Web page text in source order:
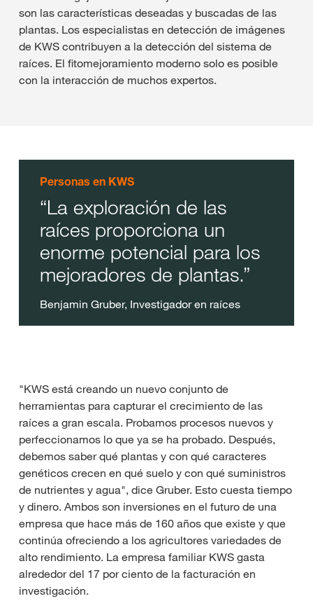
son las características deseadas y buscadas de las
plantas. Los especialistas en detección de imágenes
de KWS contribuyen a la detección del sistema de
raíces. El fitomejoramiento moderno solo es posible
con la interacción de muchos expertos.
Personas en KWS
La exploración de las
raíces proporciona un
enorme potencial para los
mejoradores de plantas.
Benjamin Gruber, Investigador en raíces
"KWS está creando un nuevo conjunto de
herramientas para capturar el crecimiento de las
raíces a gran escala. Probamos procesos nuevos y
perfeccionamos lo que ya se ha probado. Después,
debemos saber qué plantas y con qué caracteres
genéticos crecen en qué suelo y con qué suministros
de nutrientes y agua", dice Gruber. Esto cuesta tiempo
y dinero. Ambos son inversiones en el futuro de una
empresa que hace más de 160 años que existe y que
continúa ofreciendo a los agricultores variedades de
alto rendimiento. La empresa familiar KWS gasta
alrededor del 17 por ciento de la facturación en
investigación.